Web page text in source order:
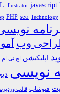
illustrator javascript
PHP seo Technology
وب
اپلیکیشن اچ تی ام
نویسی
فتوشاپ قالب